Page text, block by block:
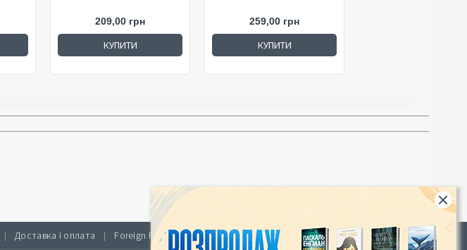
209,00 грн
КУПИТИ
259,00 грн
КУПИТИ
| Доставка і оплата | Foreign Rights |